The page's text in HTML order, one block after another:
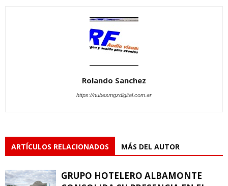
Rolando Sanchez
https://nubesmgzdigital.com.ar
ARTÍCULOS RELACIONADOS MÁS DEL AUTOR
GRUPO HOTELERO ALBAMONTE